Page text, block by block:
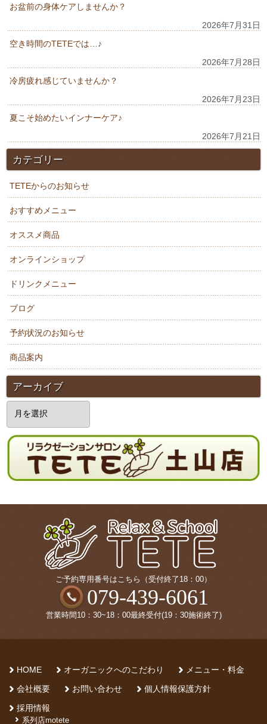
お盆前の身体ケアしませんか？
2026年7月31日
空き時間のTETEでは…♪
2026年7月28日
冷房疲れ感じていませんか？
2026年7月23日
夏こそ始めたいインナーケア♪
2026年7月21日
カテゴリー
TETEからのお知らせ
おすすめメニュー
オススメ商品
オンラインショップ
ドリンクメニュー
ブログ
予約状況のお知らせ
商品案内
アーカイブ
イ
ご予約専用番号はこちら（受付終了18：00）
079-439-6061
営業時間10：30~18：00最終受付(19：30施術終了)
HOME オーガニックへのこだわり メニュー・料金
会社概要 お問い合わせ 個人情報保護方針
採用情報
系列店motete